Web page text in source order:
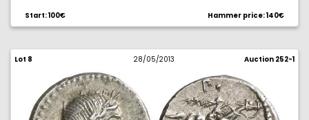
Start: 100€ Hammer price: 140€
Lot 8 28/05/2013 Auction 252-1